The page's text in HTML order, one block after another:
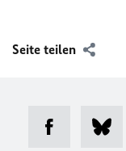
Seite teilen